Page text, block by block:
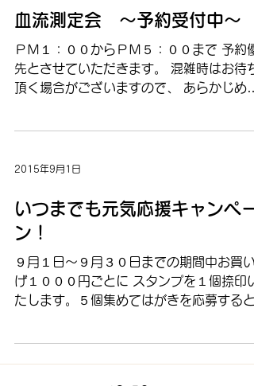
血流測定会 ～予約受付中～
ＰＭ１：００からＰＭ５：００まで 予約優
先とさせていただきます。 混雑時はお待ち
頂く場合がございますので、 あらかじめご
2015年9月1日
いつまでも元気応援キャンペー
ン！
９月１日～９月３０日までの期間中お買い
げ１０００円ごとに スタンプを１個捺印い
たします。５個集めてはがきを応募すると